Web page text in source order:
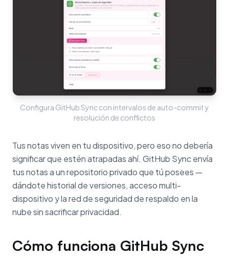
Configura GitHub Sync con intervalos de auto-commit y
resolución de conflictos
Tus notas viven en tu dispositivo, pero eso no debería
significar que estén atrapadas ahí. GitHub Sync envía
tus notas a un repositorio privado que tú posees —
dándote historial de versiones, acceso multi-
dispositivo y la red de seguridad de respaldo en la
nube sin sacrificar privacidad.
Cómo funciona GitHub Sync